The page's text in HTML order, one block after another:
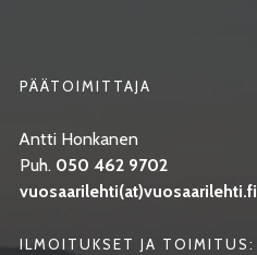
PÄÄTOIMITTAJA
Antti Honkanen
Puh. 050 462 9702
vuosaarilehti(at)vuosaarilehti.fi
ILMOITUKSET JA TOIMITUS: